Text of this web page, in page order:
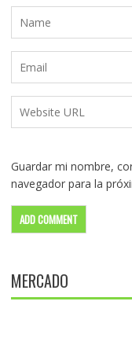
Guardar mi nombre,
navegador para la
MERCADO